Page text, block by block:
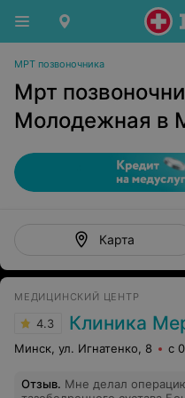
МРТ позвоночника
Мрт
Молодежная в
Карта
МЕДИЦИНСКИЙ ЦЕНТР
4.3 Клиника
Минск, ул. Игнатенко, 8 с
Отзыв. Мне делал